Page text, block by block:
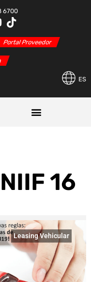
6700
Portal Proveedor
ES
16
Leasing Vehicular